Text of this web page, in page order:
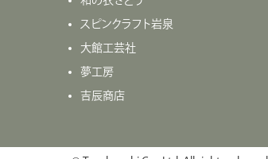
スピンクラフト岩泉
大館工芸社
夢工房
吉辰商店